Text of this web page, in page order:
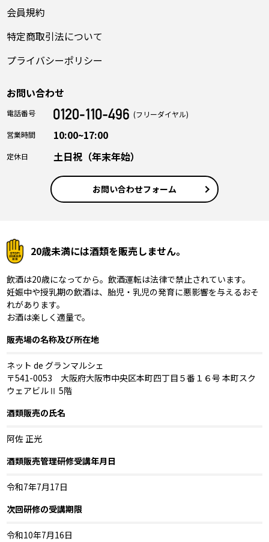
会員規約
特定商取引法について
プライバシーポリシー
お問い合わせ
電話番号
(フリーダイヤル)
営業時間
10:00~17:00
定休日 土日祝（年末年始）
お問い合わせフォーム
20歳未満には酒類を販売しません。
飲酒は20歳になってから。飲酒運転は法律で禁止されています。
妊娠中や授乳期の飲酒は、胎児・乳児の発育に悪影響を与えるおそ
れがあります。
お酒は楽しく適量で。
販売場の名称及び所在地
ネット de グランマルシェ
〒541-0053 大阪府大阪市中央区本町四丁目５番１６号 本町スク
ウェアビルⅡ 5階
酒類販売の氏名
阿佐 正光
酒類販売管理研修受講年月日
令和7年7月17日
次回研修の受講期限
令和10年7月16日